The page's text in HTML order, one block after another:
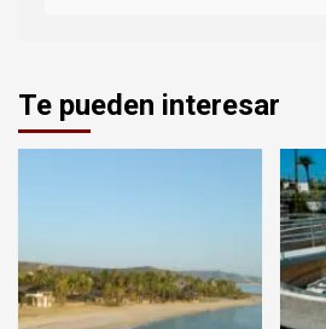
Te pueden interesar